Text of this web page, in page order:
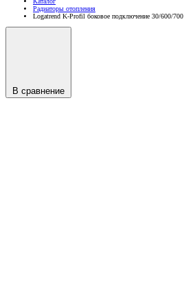
Радиаторы отопления
Logatrend K-Profil боковое подключение 30/600/700
В сравнение